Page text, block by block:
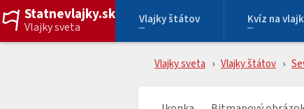
Statnevlajky.sk
Vlajky sveta
Vlajky štátov Kvíz na
Vlajky sveta Vlajky štátov